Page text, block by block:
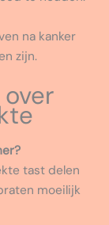
na kanker
zijn.
tast delen
moeilijk